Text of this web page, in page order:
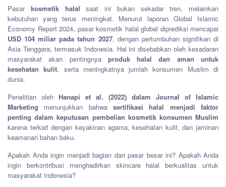
Pasar kosmetik halal saat ini bukan sekadar tren, melainkan
kebutuhan yang terus meningkat. Menurut laporan Global Islamic
Economy Report 2024, pasar kosmetik halal global diprediksi mencapai
USD 104 miliar pada tahun 2027, dengan pertumbuhan signifikan di
Asia Tenggara, termasuk Indonesia. Hal ini disebabkan oleh kesadaran
masyarakat akan pentingnya produk halal dan aman untuk
kesehatan kulit, serta meningkatnya jumlah konsumen Muslim di
dunia.
Penelitian oleh Hanapi et al. (2022) dalam Journal of Islamic
Marketing menunjukkan bahwa sertifikasi halal menjadi faktor
penting dalam keputusan pembelian kosmetik konsumen Muslim
karena terkait dengan keyakinan agama, kesehatan kulit, dan jaminan
keamanan bahan baku.
Apakah Anda ingin menjadi bagian dari pasar besar ini? Apakah Anda
ingin berkontribusi menghadirkan skincare halal berkualitas untuk
masyarakat Indonesia?